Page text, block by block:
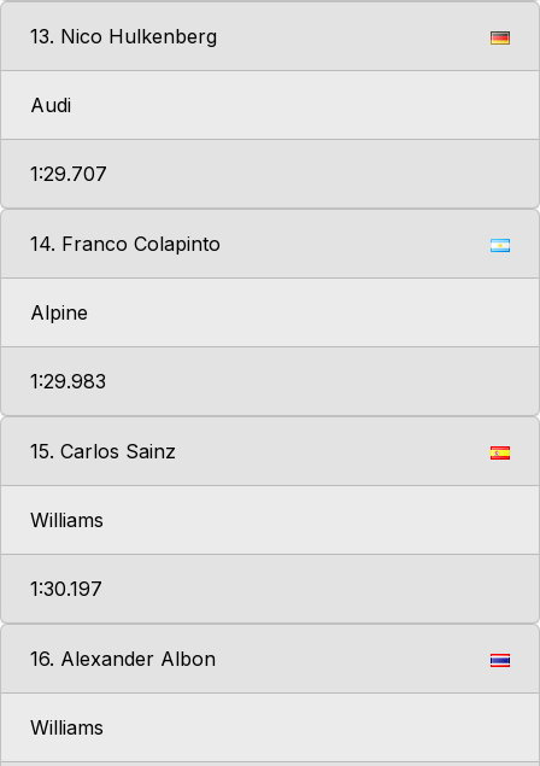
13. Nico Hulkenberg
Audi
1:29.707
14. Franco Colapinto
Alpine
1:29.983
15. Carlos Sainz
Williams
1:30.197
16. Alexander Albon
Williams